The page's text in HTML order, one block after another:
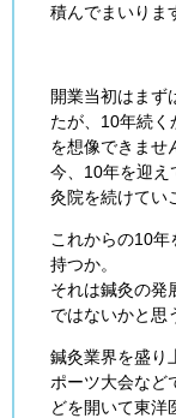
積んでまいりま
開業当初はまず
たが、10年続く
を想像できませ
今、10年を迎え
灸院を続けてい
これからの10
持つか。
それは鍼灸の発
ではないかと思
鍼灸業界を盛り
ポーツ大会など
どを開いて東洋